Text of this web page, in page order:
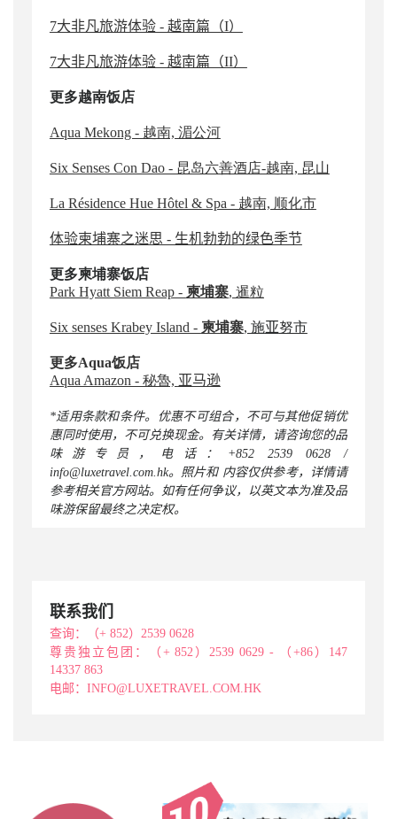
7大非凡旅游体验 - 越南篇（I）
7大非凡旅游体验 - 越南篇（II）
更多越南饭店
Aqua Mekong - 越南, 湄公河
Six Senses Con Dao - 昆岛六善酒店-越南, 昆山
La Résidence Hue Hôtel & Spa - 越南, 顺化市
体验柬埔寨之迷思 - 生机勃勃的绿色季节
更多柬埔寨饭店
Park Hyatt Siem Reap - 柬埔寨, 暹粒
Six senses Krabey Island - 柬埔寨, 施亚努市
更多Aqua饭店
Aqua Amazon - 秘魯, 亚马逊
*适用条款和条件。优惠不可组合，不可与其他促销优
惠同时使用，不可兑换现金。有关详情，请咨询您的品
味游专员，电话：+852 2539 0628 /
info@luxetravel.com.hk。照片和 内容仅供参考，详情请
参考相关官方网站。如有任何争议，以英文本为准及品
味游保留最终之决定权。
联系我们
查询：（+ 852）2539 0628
尊贵独立包团：（+ 852）2539 0629 - （+86）147
14337 863
电邮：INFO@LUXETRAVEL.COM.HK